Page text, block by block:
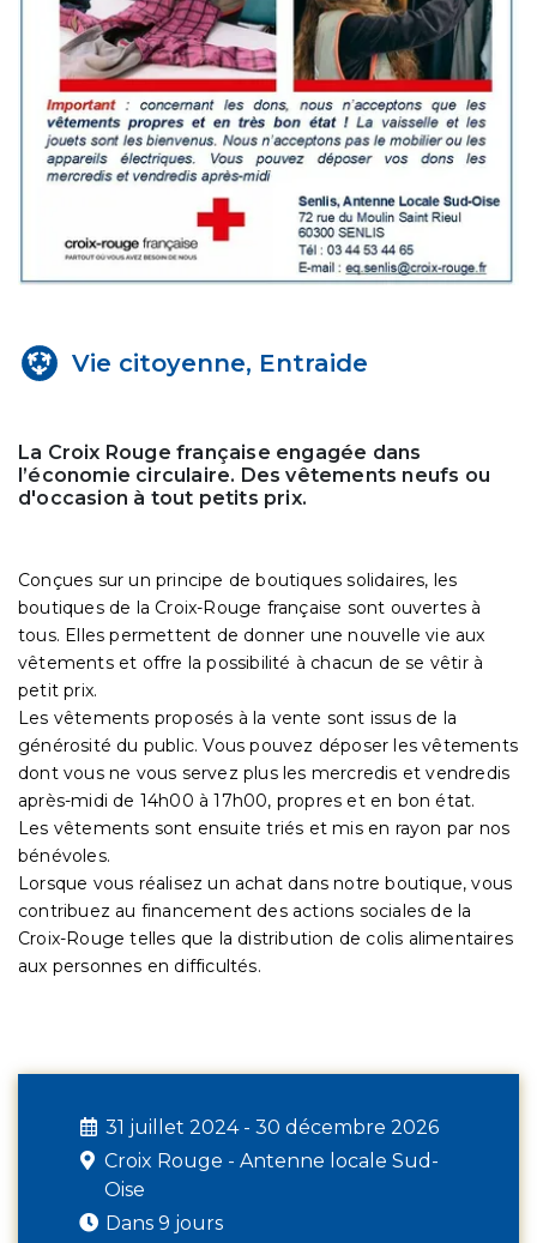
Vie citoyenne, Entraide
La Croix Rouge française engagée dans
l’économie circulaire. Des vêtements neufs ou
d'occasion à tout petits prix.
Conçues sur un principe de boutiques solidaires, les
boutiques de la Croix-Rouge française sont ouvertes à
tous. Elles permettent de donner une nouvelle vie aux
vêtements et offre la possibilité à chacun de se vêtir à
petit prix.
Les vêtements proposés à la vente sont issus de la
générosité du public. Vous pouvez déposer les vêtements
dont vous ne vous servez plus les mercredis et vendredis
après-midi de 14h00 à 17h00, propres et en bon état.
Les vêtements sont ensuite triés et mis en rayon par nos
bénévoles.
Lorsque vous réalisez un achat dans notre boutique, vous
contribuez au financement des actions sociales de la
Croix-Rouge telles que la distribution de colis alimentaires
aux personnes en difficultés.
31 juillet 2024 - 30 décembre 2026
Croix Rouge - Antenne locale Sud-
Oise
Dans 9 jours